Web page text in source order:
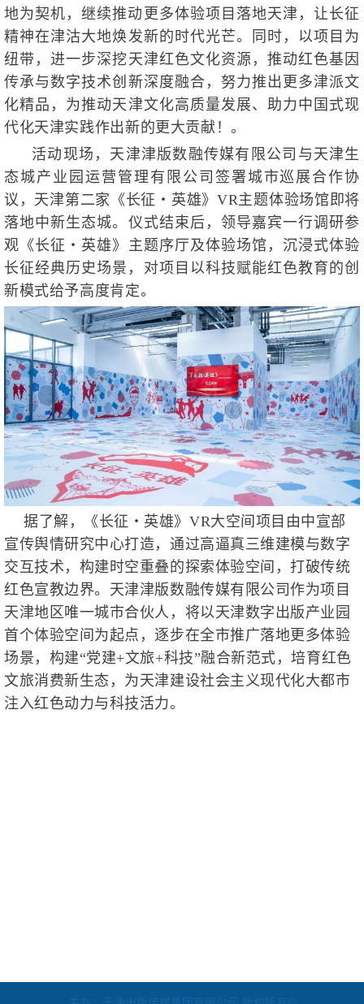
地为契机，继续推动更多体验项目落地天津，让长征
精神在津沽大地焕发新的时代光芒。同时，以项目为
纽带，进一步深挖天津红色文化资源，推动红色基因
传承与数字技术创新深度融合，努力推出更多津派文
化精品，为推动天津文化高质量发展、助力中国式现
代化天津实践作出新的更大贡献！。
活动现场，天津津版数融传媒有限公司 与天津生
态城产业园运营管理有限公司 签署城市巡展合作协
议， 天津第二家《长征・英雄》VR主题体验场馆即将
落地中新生态城。 仪式结束后，领导嘉宾一行调研参
观《长征・英雄》主题序厅及体验场馆，沉浸式体验
长征经典历史场景，对项目以科技赋能红色教育的创
新模式给予高度肯定。
据了解，《长征・英雄》VR大空间项目由中宣部
宣传舆情研究中心打造，通过高逼真三维建模与数字
交互技术，构建时空重叠的探索体验空间，打破传统
红色宣教边界。天津津版数融传媒有限公司作为项目
天津地区唯一城市合伙人，将以天津数字出版产业园
首个体验空间为起点，逐步在全市推广落地更多体验
场景，构建“党建+文旅+科技”融合新范式，培育红色
文旅消费新生态，为天津建设社会主义现代化大都市
注入红色动力与科技活力。